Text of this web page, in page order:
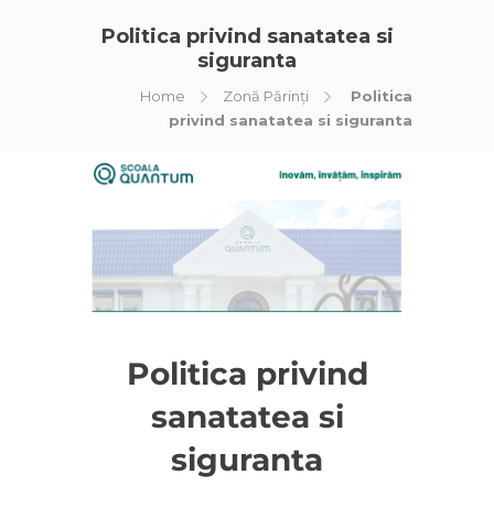
Politica privind sanatatea si
siguranta
Home Zonă Părinți
Politica
privind sanatatea si siguranta